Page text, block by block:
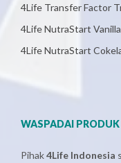
4Life Transfer Factor
4Life NutraStart Vanilla
4Life NutraStart
WASPADAI
Pihak4Life Indonesia